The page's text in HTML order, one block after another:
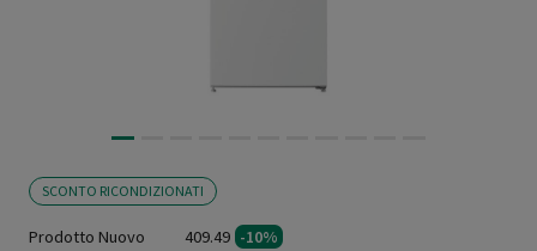
SCONTO RICONDIZIONATI
Prodotto Nuovo 409.49 -10%